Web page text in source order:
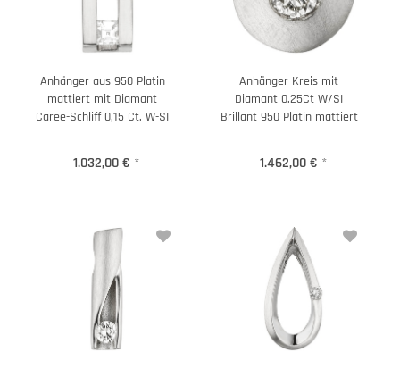
Anhänger aus 950 Platin
mattiert mit Diamant
Caree-Schliff 0,15 Ct. W-SI
1.032,00 € *
Anhänger Kreis mit
Diamant 0.25Ct W/SI
Brillant 950 Platin mattiert
1.462,00 € *